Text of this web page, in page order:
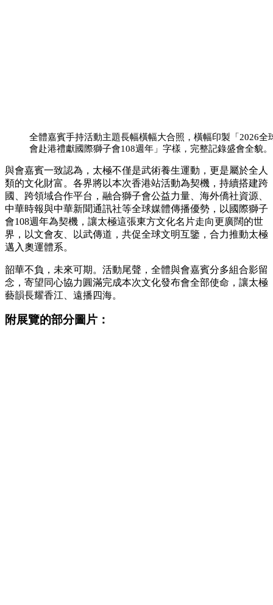
全體嘉賓手持活動主題長幅橫幅大合照，橫幅印製「2026
會赴港禮獻國際獅子會108週年」字樣，完整記錄盛會全貌。
與會嘉賓一致認為，太極不僅是武術養生運動，更是屬於全人
類的文化財富。各界將以本次香港站活動為契機，持續搭建跨
國、跨領域合作平台，融合獅子會公益力量、海外僑社資源、
中華時報與中華新聞通訊社等全球媒體傳播優勢，以國際獅子
會108週年為契機，讓太極這張東方文化名片走向更廣闊的世
界，以文會友、以武傳道，共促全球文明互鑒，合力推動太極
邁入奧運體系。
韶華不負，未來可期。活動尾聲，全體與會嘉賓分多組合影留
念，寄望同心協力圓滿完成本次文化發布會全部使命，讓太極
藝韻長耀香江、遠播四海。
附展覽的部分圖片：